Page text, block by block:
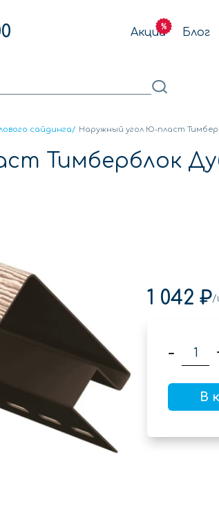
Акции Блог
сайдинга/ Наружный угол Ю-пласт
Тимберблок
1 042 ₽/
-
В